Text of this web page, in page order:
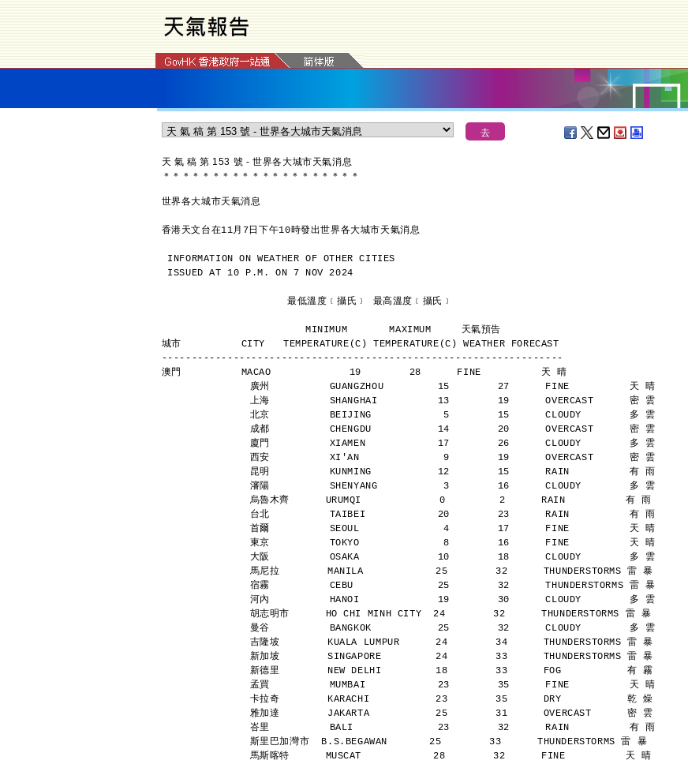
天 氣 稿 第 153 號 - 世界各大城市天氣消息
＊ ＊ ＊ ＊ ＊ ＊ ＊ ＊ ＊ ＊ ＊ ＊ ＊ ＊ ＊ ＊ ＊ ＊ ＊ ＊
世界各大城市天氣消息
香港天文台在11月7日下午10時發出世界各大城市天氣消息
INFORMATION ON WEATHER OF OTHER CITIES
ISSUED AT 10 P.M. ON 7 NOV 2024
                     最低溫度﹝攝氏﹞ 最高溫度﹝攝氏﹞
                        MINIMUM       MAXIMUM     天氣預告
城市          CITY   TEMPERATURE(C) TEMPERATURE(C) WEATHER FORECAST
-------------------------------------------------------------------
澳門          MACAO             19        28      FINE          天 晴
廣州          GUANGZHOU         15        27      FINE          天 晴
上海          SHANGHAI          13        19      OVERCAST      密 雲
北京          BEIJING            5        15      CLOUDY        多 雲
成都          CHENGDU           14        20      OVERCAST      密 雲
廈門          XIAMEN            17        26      CLOUDY        多 雲
西安          XI'AN              9        19      OVERCAST      密 雲
昆明          KUNMING           12        15      RAIN          有 雨
瀋陽          SHENYANG           3        16      CLOUDY        多 雲
烏魯木齊      URUMQI             0         2      RAIN          有 雨
台北          TAIBEI            20        23      RAIN          有 雨
首爾          SEOUL              4        17      FINE          天 晴
東京          TOKYO              8        16      FINE          天 晴
大阪          OSAKA             10        18      CLOUDY        多 雲
馬尼拉        MANILA            25        32      THUNDERSTORMS 雷 暴
宿霧          CEBU              25        32      THUNDERSTORMS 雷 暴
河內          HANOI             19        30      CLOUDY        多 雲
胡志明市      HO CHI MINH CITY  24        32      THUNDERSTORMS 雷 暴
曼谷          BANGKOK           25        32      CLOUDY        多 雲
吉隆坡        KUALA LUMPUR      24        34      THUNDERSTORMS 雷 暴
新加坡        SINGAPORE         24        33      THUNDERSTORMS 雷 暴
新德里        NEW DELHI         18        33      FOG           有 霧
孟買          MUMBAI            23        35      FINE          天 晴
卡拉奇        KARACHI           23        35      DRY           乾 燥
雅加達        JAKARTA           25        31      OVERCAST      密 雲
峇里          BALI              23        32      RAIN          有 雨
斯里巴加灣市  B.S.BEGAWAN       25        33      THUNDERSTORMS 雷 暴
馬斯喀特      MUSCAT            28        32      FINE          天 晴